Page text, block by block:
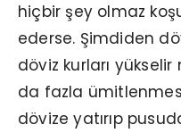
hiçbir şey olmaz
ederse. Şimdiden
döviz kurları
da fazla
dövize yatırıp